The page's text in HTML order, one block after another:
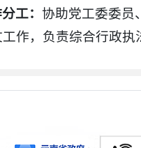
工：协助党工委委员
作，负责综合行政执